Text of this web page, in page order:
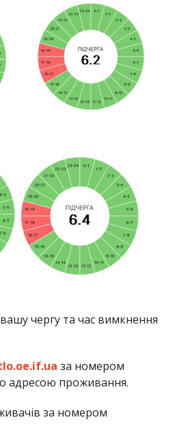
чергу та час вимкнення
за номером
адресою проживання.
за номером